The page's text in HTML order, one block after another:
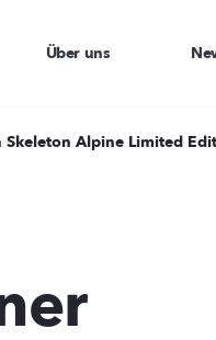
Über uns
Alpine Limited